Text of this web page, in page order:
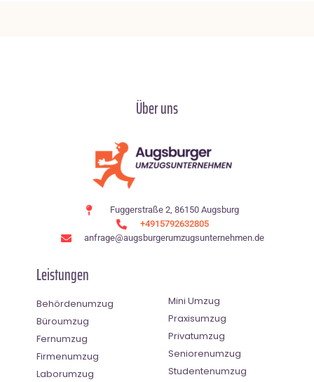
Über uns
Fuggerstraße 2, 86150 Augsburg
+4915792632805
anfrage@augsburgerumzugsunternehmen.de
Leistungen
Behördenumzug
Büroumzug
Fernumzug
Firmenumzug
Laborumzug
Mini Umzug
Praxisumzug
Privatumzug
Seniorenumzug
Studentenumzug